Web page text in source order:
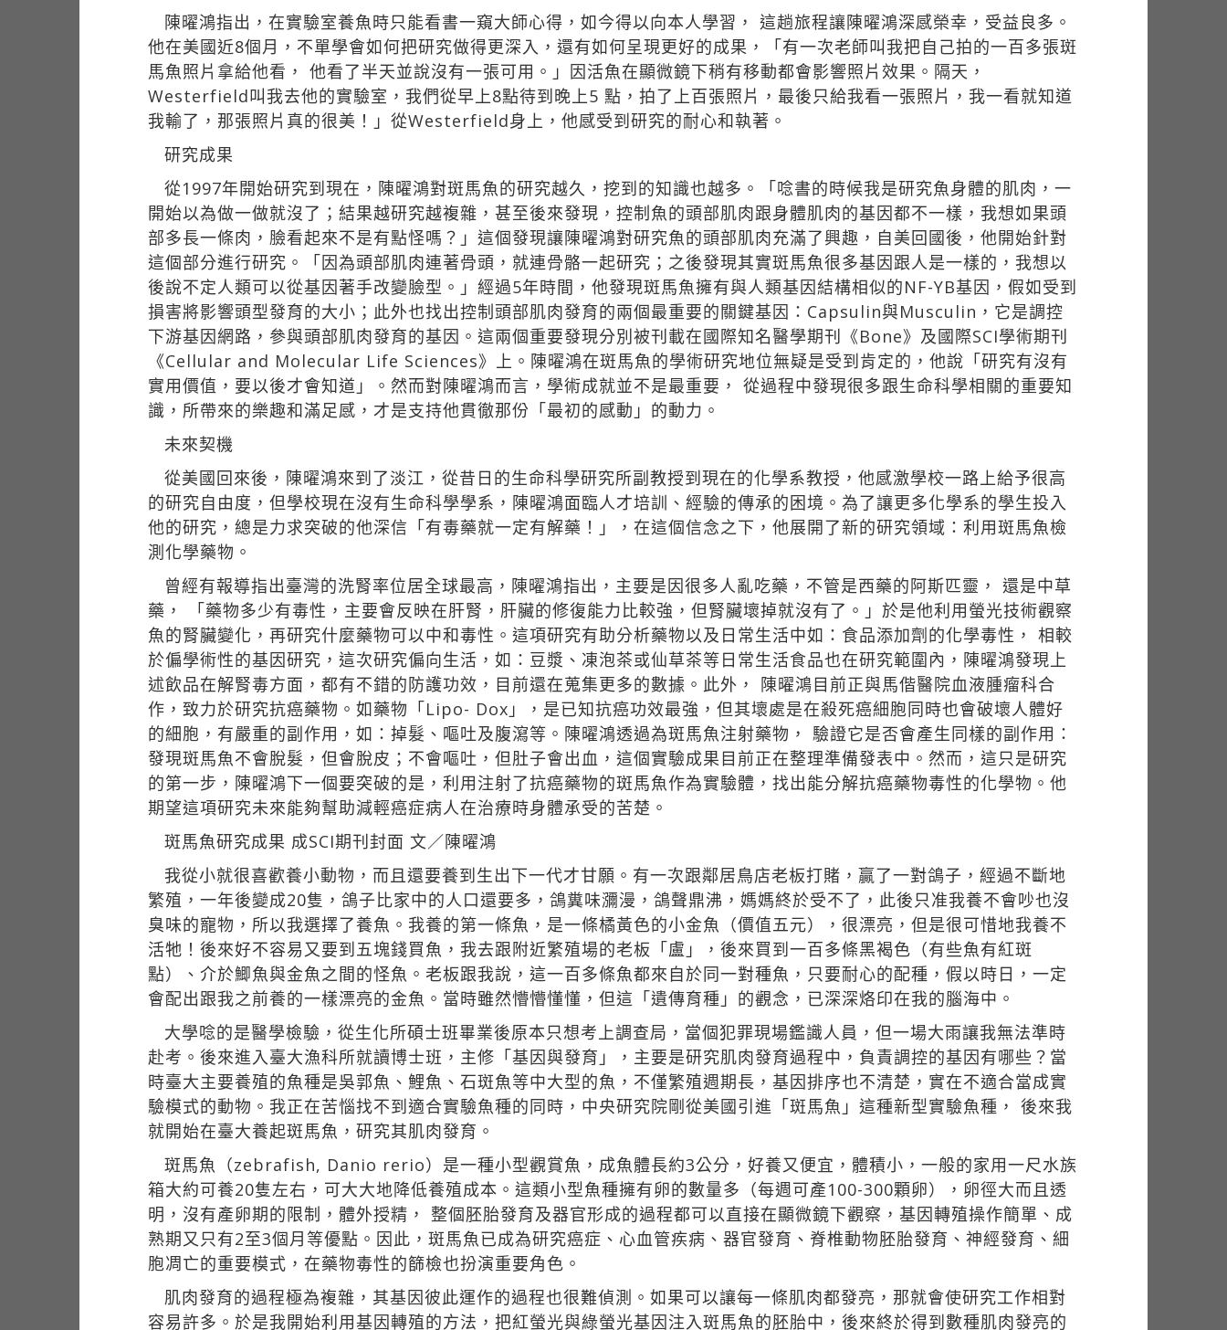
陳曜鴻指出，在實驗室養魚時只能看書一窺大師心得，如今得以向本人學習， 這趟旅程讓陳曜鴻深感榮幸，受益良多。
他在美國近8個月，不單學會如何把研究做得更深入，還有如何呈現更好的成果，「有一次老師叫我把自己拍的一百多張斑
馬魚照片拿給他看， 他看了半天並說沒有一張可用。」因活魚在顯微鏡下稍有移動都會影響照片效果。隔天，
Westerfield叫我去他的實驗室，我們從早上8點待到晚上5 點，拍了上百張照片，最後只給我看一張照片，我一看就知道
我輸了，那張照片真的很美！」從Westerfield身上，他感受到研究的耐心和執著。
研究成果
從1997年開始研究到現在，陳曜鴻對斑馬魚的研究越久，挖到的知識也越多。「唸書的時候我是研究魚身體的肌肉，一
開始以為做一做就沒了；結果越研究越複雜，甚至後來發現，控制魚的頭部肌肉跟身體肌肉的基因都不一樣，我想如果頭
部多長一條肉，臉看起來不是有點怪嗎？」這個發現讓陳曜鴻對研究魚的頭部肌肉充滿了興趣，自美回國後，他開始針對
這個部分進行研究。「因為頭部肌肉連著骨頭，就連骨骼一起研究；之後發現其實斑馬魚很多基因跟人是一樣的，我想以
後說不定人類可以從基因著手改變臉型。」經過5年時間，他發現斑馬魚擁有與人類基因結構相似的NF-YB基因，假如受到
損害將影響頭型發育的大小；此外也找出控制頭部肌肉發育的兩個最重要的關鍵基因：Capsulin與Musculin，它是調控
下游基因網路，參與頭部肌肉發育的基因。這兩個重要發現分別被刊載在國際知名醫學期刊《Bone》及國際SCI學術期刊
《Cellular and Molecular Life Sciences》上。陳曜鴻在斑馬魚的學術研究地位無疑是受到肯定的，他說「研究有沒有
實用價值，要以後才會知道」。然而對陳曜鴻而言，學術成就並不是最重要， 從過程中發現很多跟生命科學相關的重要知
識，所帶來的樂趣和滿足感，才是支持他貫徹那份「最初的感動」的動力。
未來契機
從美國回來後，陳曜鴻來到了淡江，從昔日的生命科學研究所副教授到現在的化學系教授，他感激學校一路上給予很高
的研究自由度，但學校現在沒有生命科學學系，陳曜鴻面臨人才培訓、經驗的傳承的困境。為了讓更多化學系的學生投入
他的研究，總是力求突破的他深信「有毒藥就一定有解藥！」，在這個信念之下，他展開了新的研究領域：利用斑馬魚檢
測化學藥物。
曾經有報導指出臺灣的洗腎率位居全球最高，陳曜鴻指出，主要是因很多人亂吃藥，不管是西藥的阿斯匹靈， 還是中草
藥， 「藥物多少有毒性，主要會反映在肝腎，肝臟的修復能力比較強，但腎臟壞掉就沒有了。」於是他利用螢光技術觀察
魚的腎臟變化，再研究什麼藥物可以中和毒性。這項研究有助分析藥物以及日常生活中如：食品添加劑的化學毒性， 相較
於偏學術性的基因研究，這次研究偏向生活，如：豆漿、凍泡茶或仙草茶等日常生活食品也在研究範圍內，陳曜鴻發現上
述飲品在解腎毒方面，都有不錯的防護功效，目前還在蒐集更多的數據。此外， 陳曜鴻目前正與馬偕醫院血液腫瘤科合
作，致力於研究抗癌藥物。如藥物「Lipo- Dox」，是已知抗癌功效最強，但其壞處是在殺死癌細胞同時也會破壞人體好
的細胞，有嚴重的副作用，如：掉髮、嘔吐及腹瀉等。陳曜鴻透過為斑馬魚注射藥物， 驗證它是否會產生同樣的副作用：
發現斑馬魚不會脫髮，但會脫皮；不會嘔吐，但肚子會出血，這個實驗成果目前正在整理準備發表中。然而，這只是研究
的第一步，陳曜鴻下一個要突破的是，利用注射了抗癌藥物的斑馬魚作為實驗體，找出能分解抗癌藥物毒性的化學物。他
期望這項研究未來能夠幫助減輕癌症病人在治療時身體承受的苦楚。
斑馬魚研究成果 成SCI期刊封面 文／陳曜鴻
我從小就很喜歡養小動物，而且還要養到生出下一代才甘願。有一次跟鄰居鳥店老板打賭，贏了一對鴿子，經過不斷地
繁殖，一年後變成20隻，鴿子比家中的人口還要多，鴿糞味瀰漫，鴿聲鼎沸，媽媽終於受不了，此後只准我養不會吵也沒
臭味的寵物，所以我選擇了養魚。我養的第一條魚，是一條橘黃色的小金魚（價值五元），很漂亮，但是很可惜地我養不
活牠！後來好不容易又要到五塊錢買魚，我去跟附近繁殖場的老板「盧」，後來買到一百多條黑褐色（有些魚有紅斑
點）、介於鯽魚與金魚之間的怪魚。老板跟我說，這一百多條魚都來自於同一對種魚，只要耐心的配種，假以時日，一定
會配出跟我之前養的一樣漂亮的金魚。當時雖然懵懵懂懂，但這「遺傳育種」的觀念，已深深烙印在我的腦海中。
大學唸的是醫學檢驗，從生化所碩士班畢業後原本只想考上調查局，當個犯罪現場鑑識人員，但一場大雨讓我無法準時
赴考。後來進入臺大漁科所就讀博士班，主修「基因與發育」，主要是研究肌肉發育過程中，負責調控的基因有哪些？當
時臺大主要養殖的魚種是吳郭魚、鯉魚、石斑魚等中大型的魚，不僅繁殖週期長，基因排序也不清楚，實在不適合當成實
驗模式的動物。我正在苦惱找不到適合實驗魚種的同時，中央研究院剛從美國引進「斑馬魚」這種新型實驗魚種， 後來我
就開始在臺大養起斑馬魚，研究其肌肉發育。
斑馬魚（zebrafish, Danio rerio）是一種小型觀賞魚，成魚體長約3公分，好養又便宜，體積小，一般的家用一尺水族
箱大約可養20隻左右，可大大地降低養殖成本。這類小型魚種擁有卵的數量多（每週可產100-300顆卵），卵徑大而且透
明，沒有產卵期的限制，體外授精， 整個胚胎發育及器官形成的過程都可以直接在顯微鏡下觀察，基因轉殖操作簡單、成
熟期又只有2至3個月等優點。因此，斑馬魚已成為研究癌症、心血管疾病、器官發育、脊椎動物胚胎發育、神經發育、細
胞凋亡的重要模式，在藥物毒性的篩檢也扮演重要角色。
肌肉發育的過程極為複雜，其基因彼此運作的過程也很難偵測。如果可以讓每一條肌肉都發亮，那就會使研究工作相對
容易許多。於是我開始利用基因轉殖的方法，把紅螢光與綠螢光基因注入斑馬魚的胚胎中，後來終於得到數種肌肉發亮的